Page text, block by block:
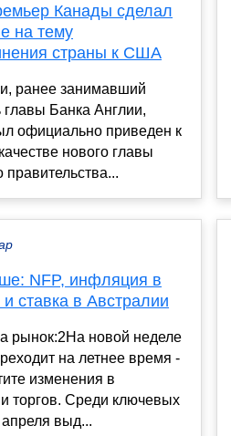
Канады сделал
на тему
страны к США
ранее занимавший
главы Банка Англии,
официально приведен к
нового главы
правительства...
NFP, инфляция в
ставка в Австралии
рынок:2На новой неделе
на летнее время -
изменения в
торгов. Среди ключевых
выд...